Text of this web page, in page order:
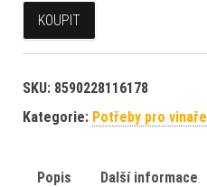
KOUPIT
SKU: 8590228116178
Kategorie: Potřeby pro vinaře
Popis Další informace